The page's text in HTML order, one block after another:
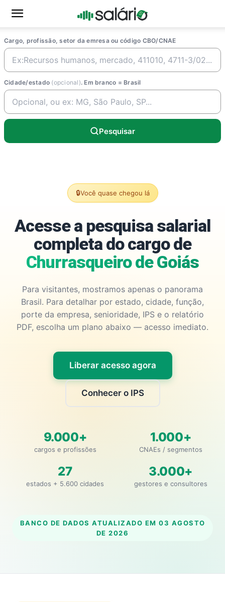
Cargo, profissão, setor da emresa ou código CBO/CNAE
Cidade/estado (opcional). Em branco = Brasil
Pesquisar
🔒Você quase chegou lá
Acesse a pesquisa salarial
completa do cargo de
Churrasqueiro de Goiás
Para visitantes, mostramos apenas o panorama
Brasil. Para detalhar por estado, cidade, função,
porte da empresa, senioridade, IPS e o relatório
PDF, escolha um plano abaixo — acesso imediato.
Liberar acesso agora
Conhecer o IPS
9.000+
cargos e profissões
1.000+
CNAEs / segmentos
27
estados + 5.600 cidades
3.000+
gestores e consultores
BANCO DE DADOS ATUALIZADO EM 03 AGOSTO
DE 2026